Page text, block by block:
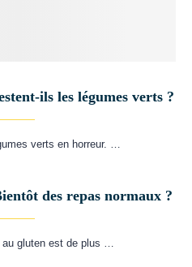
ils les légumes verts ?
verts en horreur. …
des repas normaux ?
au gluten est de plus …